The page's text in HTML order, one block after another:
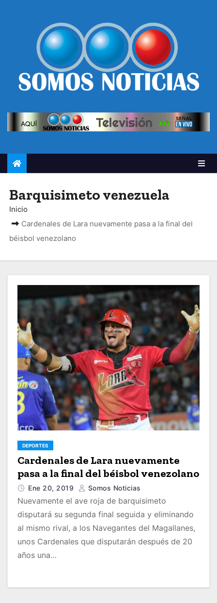
Barquisimeto venezuela
Inicio
Cardenales de Lara nuevamente pasa a la final del
béisbol venezolano
DEPORTES
Cardenales de Lara nuevamente
pasa a la final del béisbol venezolano
Ene 20, 2019 Somos Noticias
Nuevamente el ave roja de barquisimeto
disputará su segunda final seguida y eliminando
al mismo rival, a los Navegantes del Magallanes,
unos Cardenales que disputarán después de 20
años una…